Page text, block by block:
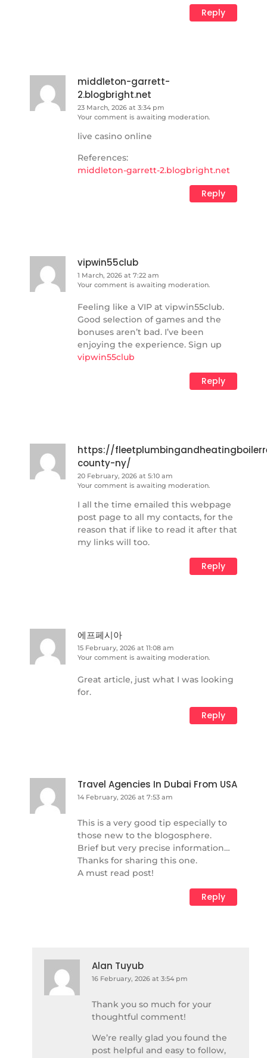
Reply
middleton-garrett-
2.blogbright.net
23 March, 2026 at 3:34 pm
Your comment is awaiting moderation.
live casino online
References:
middleton-garrett-2.blogbright.net
Reply
vipwin55club
1 March, 2026 at 7:22 am
Your comment is awaiting moderation.
Feeling like a VIP at vipwin55club.
Good selection of games and the
bonuses aren’t bad. I’ve been
enjoying the experience. Sign up
vipwin55club
Reply
https://
county-ny/
20 February, 2026 at 5:10 am
Your comment is awaiting moderation.
I all the time emailed this webpage
post page to all my contacts, for the
reason that if like to read it after that
my links will too.
Reply
에프페시아
15 February, 2026 at 11:08 am
Your comment is awaiting moderation.
Great article, just what I was looking
for.
Reply
Travel Agencies In Dubai From USA
14 February, 2026 at 7:53 am
This is a very good tip especially to
those new to the blogosphere.
Brief but very precise information…
Thanks for sharing this one.
A must read post!
Reply
Alan Tuyub
16 February, 2026 at 3:54 pm
Thank you so much for your
thoughtful comment!
We’re really glad you found the
post helpful and easy to follow,